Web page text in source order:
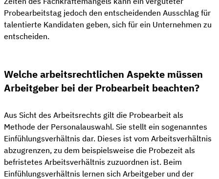
Probearbeitstag jedoch den entscheidenden Ausschlag für
talentierte Kandidaten geben, sich für ein Unternehmen zu
entscheiden.
Welche arbeitsrechtlichen Aspekte müssen
Arbeitgeber bei der Probearbeit beachten?
Aus Sicht des Arbeitsrechts gilt die Probearbeit als
Methode der Personalauswahl. Sie stellt ein sogenanntes
Einfühlungsverhältnis dar. Dieses ist vom Arbeitsverhältnis
abzugrenzen, zu dem beispielsweise die Probezeit als
befristetes Arbeitsverhältnis zuzuordnen ist. Beim
Einfühlungsverhältnis lernen sich Arbeitgeber und der